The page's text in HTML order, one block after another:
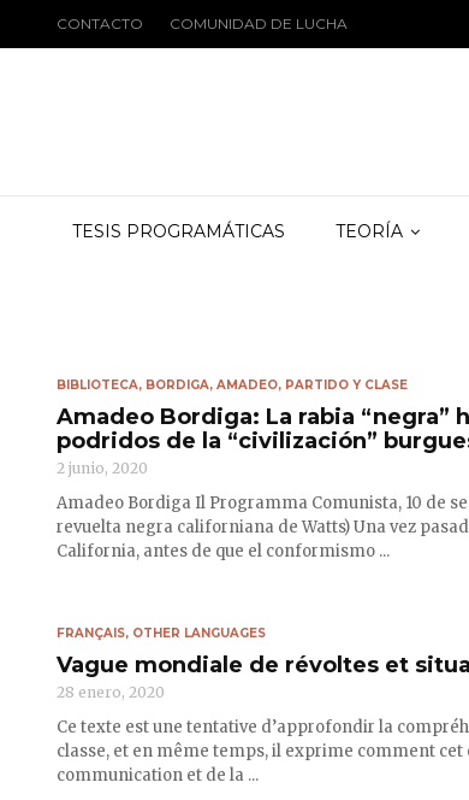
TESIS PROGRAMÁTICAS TEORÍA
CONTACTO COMUNIDAD DE LUCHA
BIBLIOTECA, BORDIGA, AMADEO, PARTIDO Y CLASE
Amadeo Bordiga: La rabia “negra”
podridos de la “civilización”
2 junio, 2020
Amadeo Bordiga Il Programma Comunista, 10 de
revuelta negra californiana de Watts) Una vez
California, antes de que el conformismo ...
FRANÇAIS, OTHER LANGUAGES
Vague mondiale de révoltes et
28 enero, 2020
Ce texte est une tentative d’approfondir la
classe, et en même temps, il exprime comment
communication et de la ...